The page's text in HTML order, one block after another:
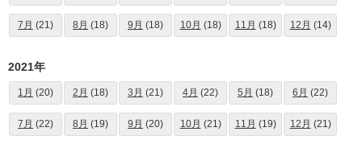
7月 (21) 8月 (18) 9月 (18) 10月 (18) 11月 (18) 12月 (14)
2021年
1月 (20) 2月 (18) 3月 (21) 4月 (22) 5月 (18) 6月 (22)
7月 (22) 8月 (19) 9月 (20) 10月 (21) 11月 (19) 12月 (21)